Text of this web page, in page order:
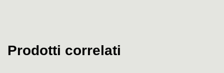
Prodotti correlati